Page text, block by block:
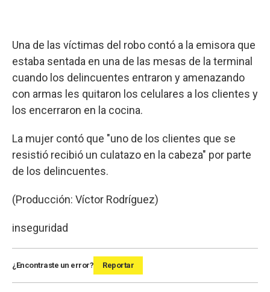
Una de las víctimas del robo contó a la emisora que
estaba sentada en una de las mesas de la terminal
cuando los delincuentes entraron y amenazando
con armas les quitaron los celulares a los clientes y
los encerraron en la cocina.
La mujer contó que "uno de los clientes que se
resistió recibió un culatazo en la cabeza" por parte
de los delincuentes.
(Producción: Víctor Rodríguez)
inseguridad
¿Encontraste un error? Reportar